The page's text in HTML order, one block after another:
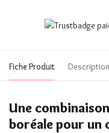
Fiche Produit Description
Une
boréale pour